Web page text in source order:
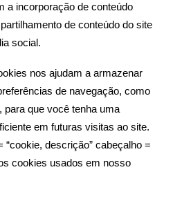
a incorporação de conteúdo
de conteúdo do site
social.
nos ajudam a armazenar
de navegação, como
para que você tenha uma
em futuras visitas ao site.
“cookie, descrição” cabeçalho =
cookies usados ​​em nosso